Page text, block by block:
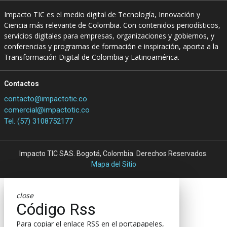
Impacto TIC es el medio digital de Tecnología, Innovación y
Ciencia más relevante de Colombia. Con contenidos periodísticos,
servicios digitales para empresas, organizaciones y gobiernos, y
conferencias y programas de formación e inspiración, aporta a la
Transformación Digital de Colombia y Latinoamérica.
Contactos
contacto@impactotic.co
comercial@impactotic.co
Tel. (57) 3108752177
Impacto TIC SAS. Bogotá, Colombia. Derechos Reservados.
Mapa del Sitio
close
Código Rss
Para copiar el enlace RSS en el portapapeles,